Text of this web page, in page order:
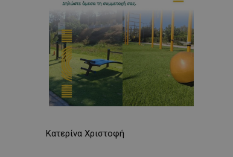
Κατερίνα Χριστοφή